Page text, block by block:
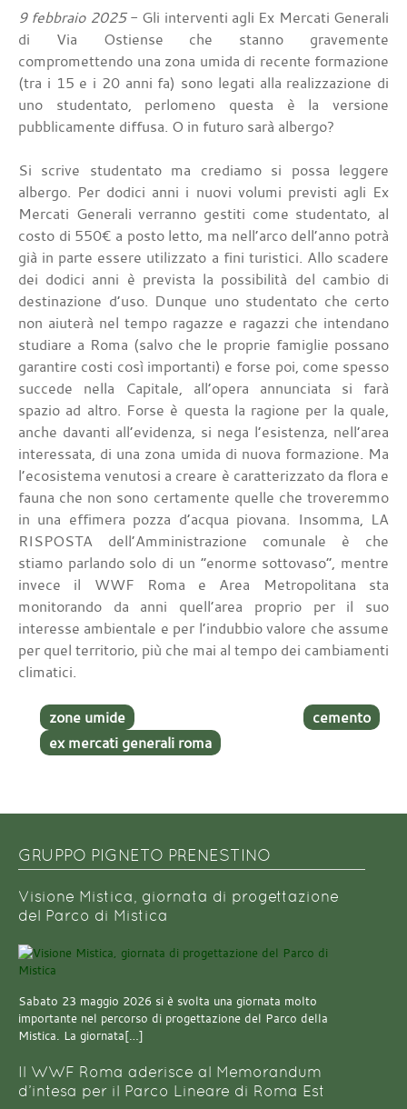
9 febbraio 2025- Gli interventi agli Ex Mercati Generali
di Via Ostiense che stanno gravemente
compromettendo una zona umida di recente formazione
(tra i 15 e i 20 anni fa) sono legati alla realizzazione di
uno studentato, perlomeno questa è la versione
pubblicamente diffusa. O in futuro sarà albergo?
Si scrive studentato ma crediamo si possa leggere
albergo. Per dodici anni i nuovi volumi previsti agli Ex
Mercati Generali verranno gestiti come studentato, al
costo di 550€ a posto letto, ma nell’arco dell’anno potrà
già in parte essere utilizzato a fini turistici. Allo scadere
dei dodici anni è prevista la possibilità del cambio di
destinazione d’uso. Dunque uno studentato che certo
non aiuterà nel tempo ragazze e ragazzi che intendano
studiare a Roma (salvo che le proprie famiglie possano
garantire costi così importanti) e forse poi, come spesso
succede nella Capitale, all’opera annunciata si farà
spazio ad altro. Forse è questa la ragione per la quale,
anche davanti all’evidenza, si nega l’esistenza, nell’area
interessata, di una zona umida di nuova formazione. Ma
l’ecosistema venutosi a creare è caratterizzato da flora e
fauna che non sono certamente quelle che troveremmo
in una effimera pozza d’acqua piovana. Insomma, LA
RISPOSTA dell’Amministrazione comunale è che
stiamo parlando solo di un “enorme sottovaso”, mentre
invece il WWF Roma e Area Metropolitana sta
monitorando da anni quell’area proprio per il suo
interesse ambientale e per l’indubbio valore che assume
per quel territorio, più che mai al tempo dei cambiamenti
climatici.
zone umide
cemento
ex mercati generali roma
GRUPPO PIGNETO PRENESTINO
Visione Mistica, giornata di progettazione
del Parco di Mistica
Sabato 23 maggio 2026 si è svolta una giornata molto
importante nel percorso di progettazione del Parco della
Mistica. La giornata[…]
Il WWF Roma aderisce al Memorandum
d’intesa per il Parco Lineare di Roma Est